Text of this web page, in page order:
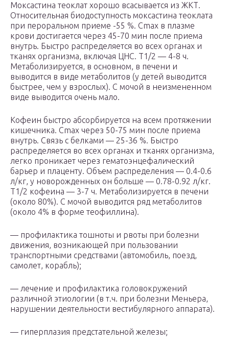
Моксастина теоклат хорошо всасывается из ЖКТ.
Относительная биодоступность моксастина теоклата
при пероральном приеме -55 %. Cmax в плазме
крови достигается через 45-70 мин после приема
внутрь. Быстро распределяется во всех органах и
тканях организма, включая ЦНС. T1/2 — 4-8 ч.
Метаболизируется, в основном, в печени и
выводится в виде метаболитов (у детей выводится
быстрее, чем у взрослых). С мочой в неизмененном
виде выводится очень мало.
Кофеин быстро абсорбируется на всем протяжении
кишечника. Cmax через 50-75 мин после приема
внутрь. Связь с белками — 25-36 %. Быстро
распределяется во всех органах и тканях организма,
легко проникает через гематоэнцефалический
барьер и плаценту. Объем распределения — 0.4-0.6
л/кг, у новорожденных он больше — 0.78-0.92 л/кг.
T1/2 кофеина — 3-7 ч. Метаболизируется в печени
(около 80%). С мочой выводится ряд метаболитов
(около 4% в форме теофиллина).
— профилактика тошноты и рвоты при болезни
движения, возникающей при пользовании
транспортными средствами (автомобиль, поезд,
самолет, корабль);
— лечение и профилактика головокружений
различной этиологии (в т.ч. при болезни Меньера,
нарушении деятельности вестибулярного аппарата).
— гиперплазия предстательной железы;